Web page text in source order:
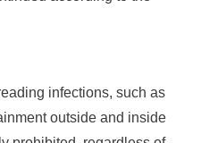
infections, such as
outside and inside